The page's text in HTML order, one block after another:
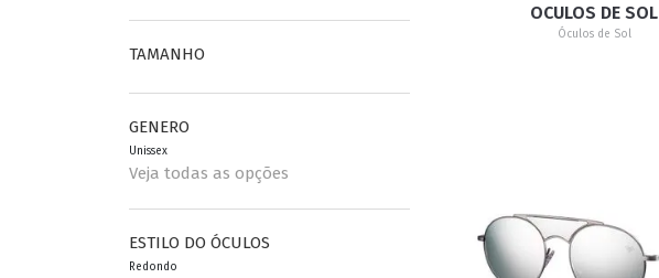
TAMANHO
GENERO
Unissex
Veja todas as opções
ESTILO DO ÓCULOS
Redondo
OCULOS DE SOL
Óculos de Sol